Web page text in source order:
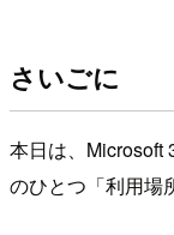
さいごに
本日は、Microsoft
のひとつ「利用場